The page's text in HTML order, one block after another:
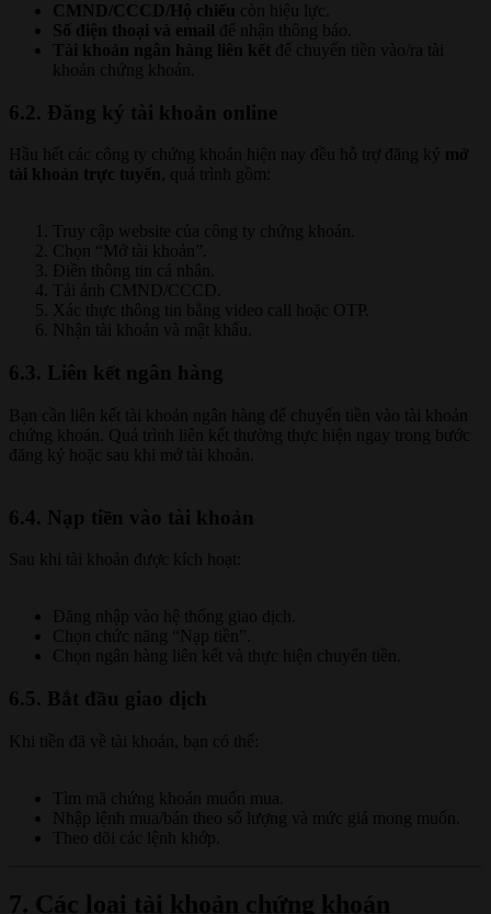
CMND/CCCD/Hộ chiếu còn hiệu lực.
Số điện thoại và email để nhận thông báo.
Tài khoản ngân hàng liên kết để chuyển tiền vào/ra tài
khoản chứng khoán.
6.2. Đăng ký tài khoản online
Hầu hết các công ty chứng khoán hiện nay đều hỗ trợ đăng ký mở
tài khoản trực tuyến, quá trình gồm:
Truy cập website của công ty chứng khoán.
Chọn “Mở tài khoản”.
Điền thông tin cá nhân.
Tải ảnh CMND/CCCD.
Xác thực thông tin bằng video call hoặc OTP.
Nhận tài khoản và mật khẩu.
6.3. Liên kết ngân hàng
Bạn cần liên kết tài khoản ngân hàng để chuyển tiền vào tài khoản
chứng khoán. Quá trình liên kết thường thực hiện ngay trong bước
đăng ký hoặc sau khi mở tài khoản.
6.4. Nạp tiền vào tài khoản
Sau khi tài khoản được kích hoạt:
Đăng nhập vào hệ thống giao dịch.
Chọn chức năng “Nạp tiền”.
Chọn ngân hàng liên kết và thực hiện chuyển tiền.
6.5. Bắt đầu giao dịch
Khi tiền đã về tài khoản, bạn có thể:
Tìm mã chứng khoán muốn mua.
Nhập lệnh mua/bán theo số lượng và mức giá mong muốn.
Theo dõi các lệnh khớp.
7. Các loại tài khoản chứng khoán